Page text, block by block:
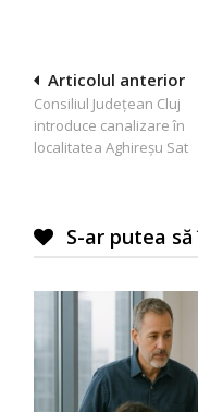
Navigare
în
articole
Articolul anterior
Consiliul Județean Cluj
introduce canalizare în
localitatea Aghireșu Sat
S-ar putea